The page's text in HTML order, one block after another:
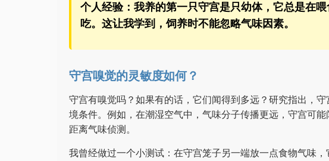
个人经验：我养的第一只守宫是只幼体，它总是在
吃。这让我学到，饲养时不能忽略气味因素。
守宫嗅觉的灵敏度如何？
守宫有嗅觉吗？如果有的话，它们闻得到多远？研究指出，
境条件。例如，在潮湿空气中，气味分子传播更远，守宫可
距离气味侦测。
我曾经做过一个小测试：在守宫笼子另一端放一点食物气味